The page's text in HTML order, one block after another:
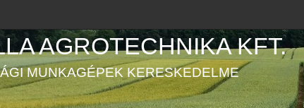
AGROTECHNIKA KFT.
MUNKAGÉPEK KERESKEDELME